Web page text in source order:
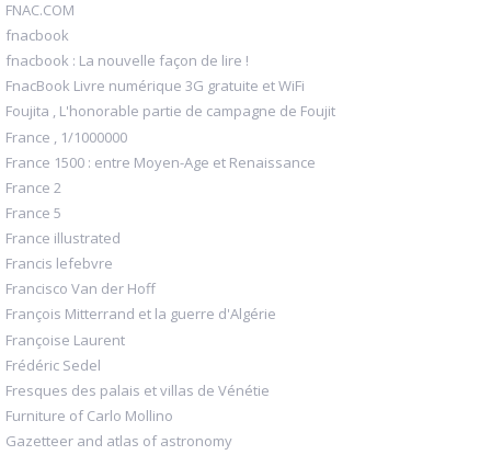
FNAC.COM
fnacbook
fnacbook : La nouvelle façon de lire !
FnacBook Livre numérique 3G gratuite et WiFi
Foujita , L'honorable partie de campagne de Foujit
France , 1/1000000
France 1500 : entre Moyen-Age et Renaissance
France 2
France 5
France illustrated
Francis lefebvre
Francisco Van der Hoff
François Mitterrand et la guerre d'Algérie
Françoise Laurent
Frédéric Sedel
Fresques des palais et villas de Vénétie
Furniture of Carlo Mollino
Gazetteer and atlas of astronomy